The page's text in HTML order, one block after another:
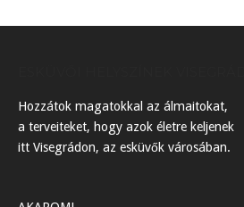
Hozzátok magatokkal az álmaitokat,
a terveiteket, hogy azok életre keljenek
itt Visegrádon, az esküvők városában.